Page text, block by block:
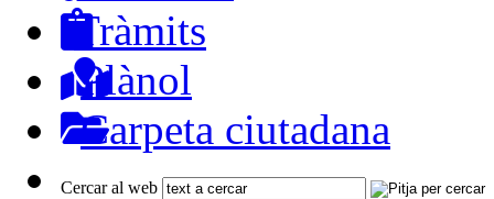
Tràmits
Plànol
Carpeta ciutadana
Cercar al web